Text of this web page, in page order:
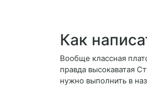
Как
Вообще классная
правда высокаватая
нужно выполнить в